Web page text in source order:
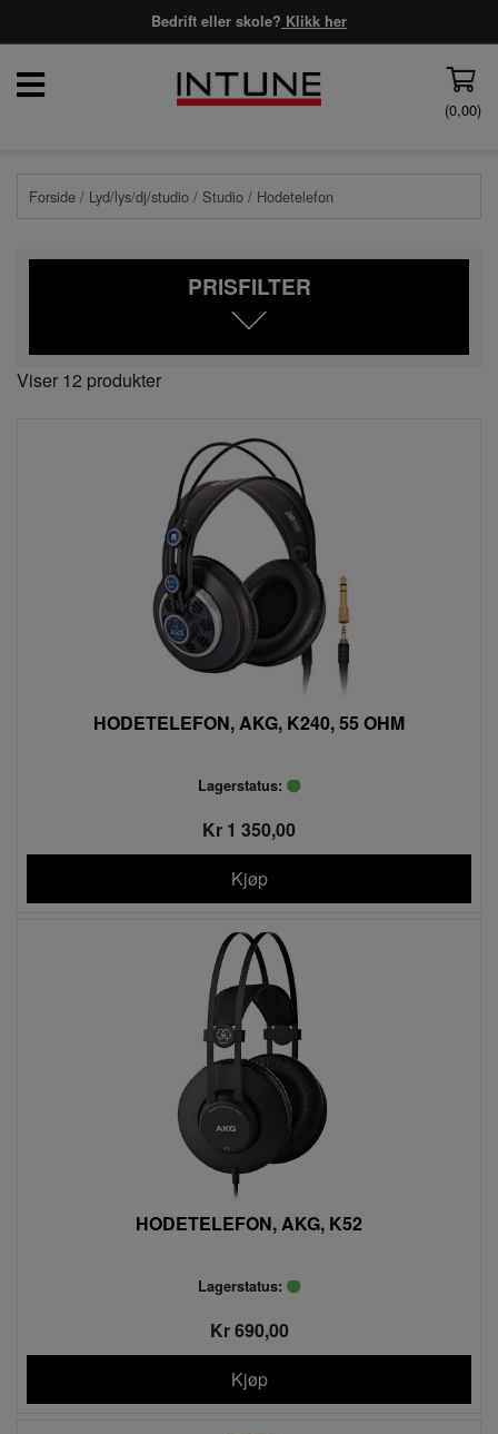
Bedrift eller skole? Klikk her
(0,00)
Forside / Lyd/lys/dj/studio / Studio / Hodetelefon
PRISFILTER
Viser 12 produkter
HODETELEFON, AKG, K240, 55 OHM
Lagerstatus:
Kr 1 350,00
Kjøp
HODETELEFON, AKG, K52
Lagerstatus:
Kr 690,00
Kjøp